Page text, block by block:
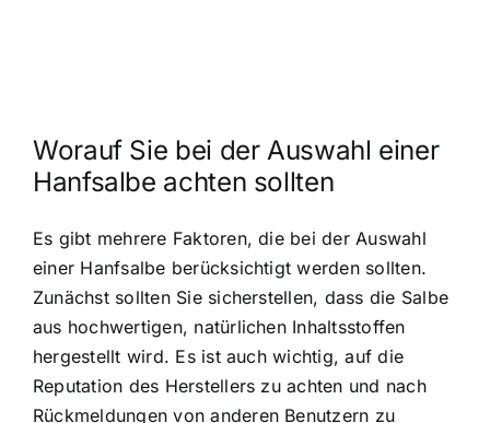
Worauf Sie bei der Auswahl einer
Hanfsalbe achten sollten
Es gibt mehrere Faktoren, die bei der Auswahl
einer Hanfsalbe berücksichtigt werden sollten.
Zunächst sollten Sie sicherstellen, dass die Salbe
aus hochwertigen, natürlichen Inhaltsstoffen
hergestellt wird. Es ist auch wichtig, auf die
Reputation des Herstellers zu achten und nach
Rückmeldungen von anderen Benutzern zu